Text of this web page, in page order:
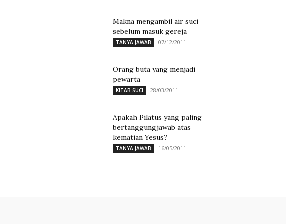
Makna mengambil air suci
sebelum masuk gereja
TANYA JAWAB 07/12/2011
Orang buta yang menjadi
pewarta
KITAB SUCI 28/03/2011
Apakah Pilatus yang paling
bertanggungjawab atas
kematian Yesus?
TANYA JAWAB 16/05/2011